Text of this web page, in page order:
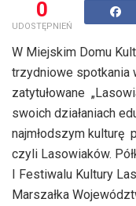
0
UDOSTĘPNIEŃ
W Miejskim Domu
trzydniowe spotkania
zatytułowane
swoich działaniach
najmłodszym kulturę
czyli Lasowiaków.
I Festiwalu Kultury
Marszałka